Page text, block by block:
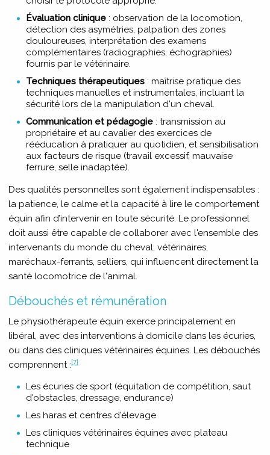
Évaluation clinique: observation de la locomotion,
détection des asymétries, palpation des zones
douloureuses, interprétation des examens
complémentaires (radiographies, échographies)
fournis par le vétérinaire.
Techniques thérapeutiques: maîtrise pratique des
techniques manuelles et instrumentales, incluant la
sécurité lors de la manipulation d'un cheval.
Communication et pédagogie: transmission au
propriétaire et au cavalier des exercices de
rééducation à pratiquer au quotidien, et sensibilisation
aux facteurs de risque (travail excessif, mauvaise
ferrure, selle inadaptée).
Des qualités personnelles sont également indispensables :
la patience, le calme et la capacité à lire le comportement
équin afin d’intervenir en toute sécurité. Le professionnel
doit aussi être capable de collaborer avec l'ensemble des
intervenants du monde du cheval, vétérinaires,
maréchaux-ferrants, selliers, qui influencent directement la
santé locomotrice de l'animal.
Débouchés et rémunération
Le physiothérapeute équin exerce principalement en
libéral, avec des interventions à domicile dans les écuries,
ou dans des cliniques vétérinaires équines. Les débouchés
comprennent :[7]
Les écuries de sport (équitation de compétition, saut
d'obstacles, dressage, endurance)
Les haras et centres d'élevage
Les cliniques vétérinaires équines avec plateau
technique